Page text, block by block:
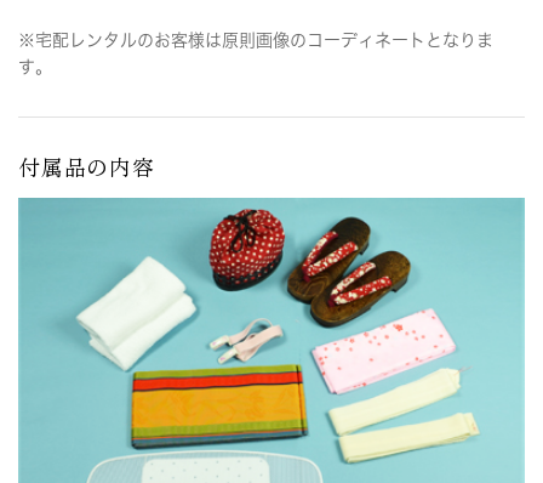
※宅配レンタルのお客様は原則画像のコーディネートとなりま
す。
付属品の内容